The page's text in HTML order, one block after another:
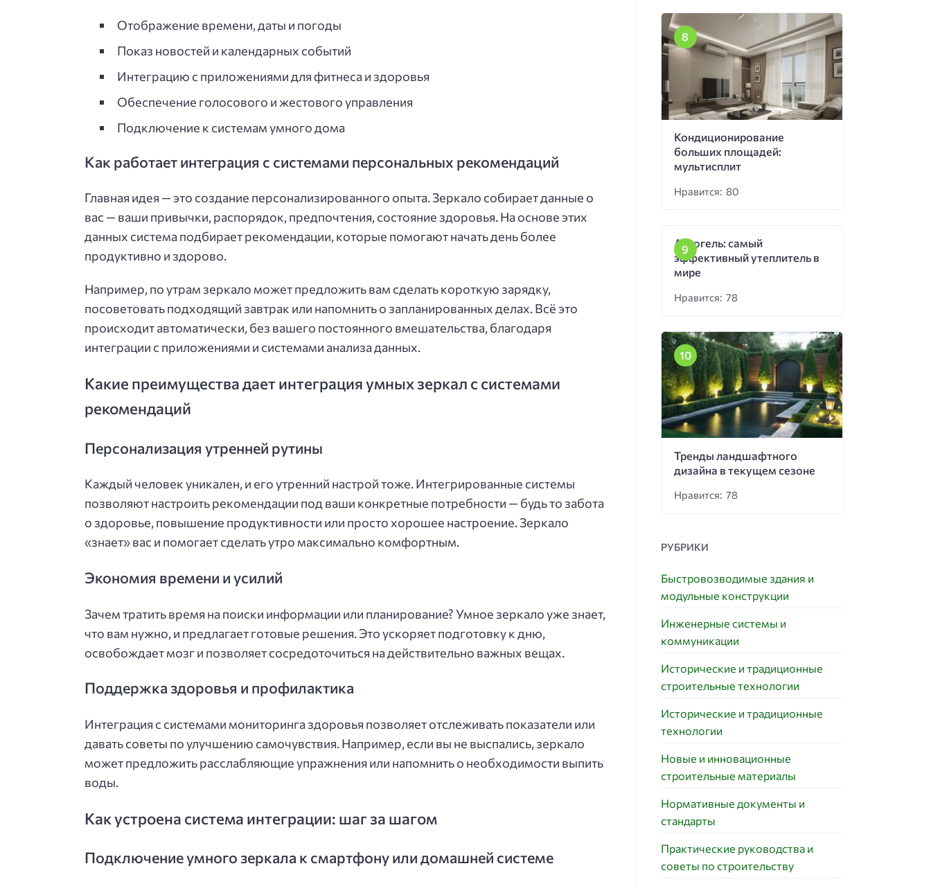
Отображение времени, даты и погоды
Показ новостей и календарных событий
Интеграцию с приложениями для фитнеса и здоровья
Обеспечение голосового и жестового управления
Подключение к системам умного дома
Как работает интеграция с системами персональных рекомендаций
Главная идея — это создание персонализированного опыта. Зеркало собирает данные о
вас — ваши привычки, распорядок, предпочтения, состояние здоровья. На основе этих
данных система подбирает рекомендации, которые помогают начать день более
продуктивно и здорово.
Например, по утрам зеркало может предложить вам сделать короткую зарядку,
посоветовать подходящий завтрак или напомнить о запланированных делах. Всё это
происходит автоматически, без вашего постоянного вмешательства, благодаря
интеграции с приложениями и системами анализа данных.
Какие преимущества дает интеграция умных зеркал с системами
рекомендаций
Персонализация утренней рутины
Каждый человек уникален, и его утренний настрой тоже. Интегрированные системы
позволяют настроить рекомендации под ваши конкретные потребности — будь то забота
о здоровье, повышение продуктивности или просто хорошее настроение. Зеркало
«знает» вас и помогает сделать утро максимально комфортным.
Экономия времени и усилий
Зачем тратить время на поиски информации или планирование? Умное зеркало уже знает,
что вам нужно, и предлагает готовые решения. Это ускоряет подготовку к дню,
освобождает мозг и позволяет сосредоточиться на действительно важных вещах.
Поддержка здоровья и профилактика
Интеграция с системами мониторинга здоровья позволяет отслеживать показатели или
давать советы по улучшению самочувствия. Например, если вы не выспались, зеркало
может предложить расслабляющие упражнения или напомнить о необходимости выпить
воды.
Как устроена система интеграции: шаг за шагом
Подключение умного зеркала к смартфону или домашней системе
Кондиционирование
больших площадей:
мультисплит
Нравится: 80
Аэрогель: самый
эффективный утеплитель в
мире
Нравится: 78
Тренды ландшафтного
дизайна в текущем сезоне
Нравится: 78
РУБРИКИ
Быстровозводимые здания и
модульные конструкции
Инженерные системы и
коммуникации
Исторические и традиционные
строительные технологии
Исторические и традиционные
технологии
Новые и инновационные
строительные материалы
Нормативные документы и
стандарты
Практические руководства и
советы по строительству